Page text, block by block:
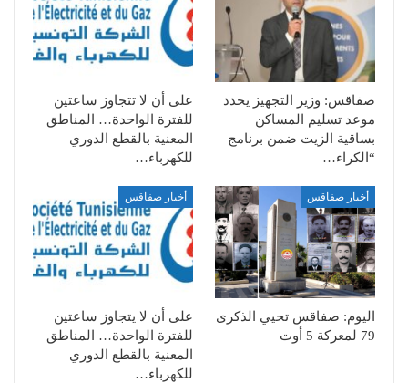
صفاقس: وزير التجهيز يحدد
موعد تسليم المساكن
بساقية الزيت ضمن برنامج
“الكراء…
على أن لا تتجاوز ساعتين
للفترة الواحدة… المناطق
المعنية بالقطع الدوري
للكهرباء…
أخبار صفاقس
اليوم: صفاقس تحيي الذكرى
79 لمعركة 5 أوت
أخبار صفاقس
على أن لا يتجاوز ساعتين
للفترة الواحدة… المناطق
المعنية بالقطع الدوري
للكهرباء…